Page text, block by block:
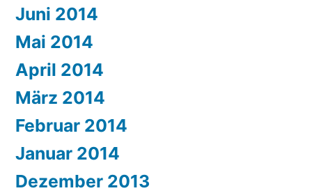
Juni 2014
Mai 2014
April 2014
März 2014
Februar 2014
Januar 2014
Dezember 2013